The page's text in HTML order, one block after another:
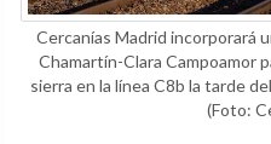
Cercanías Madrid incorporará
Chamartín-Clara Campoamor
sierra en la línea C8b la tarde
(Foto: